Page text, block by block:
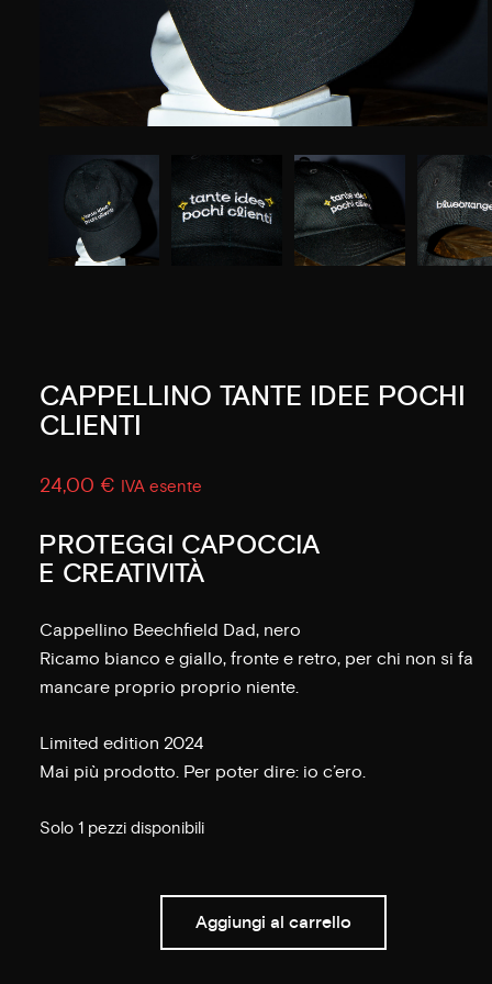
CAPPELLINO TANTE IDEE POCHI
CLIENTI
24,00 € IVA esente
PROTEGGI CAPOCCIA
E CREATIVITÀ
Cappellino Beechfield Dad, nero
Ricamo bianco e giallo, fronte e retro, per chi non si fa
mancare proprio proprio niente.
Limited edition 2024
Mai più prodotto. Per poter dire: io c’ero.
Solo 1 pezzi disponibili
Aggiungi al carrello